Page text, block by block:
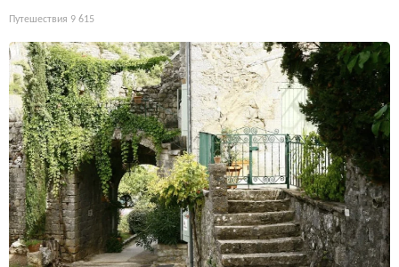
Путешествия 9 615